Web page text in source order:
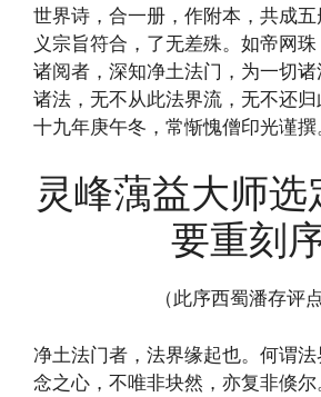
世界诗，合一册，作附本，共成
义宗旨符合，了无差殊。如帝网
诸阅者，深知净土法门，为一切
诸法，无不从此法界流，无不还
十九年庚午冬，常惭愧僧印光谨撰
灵峰蕅益大师选
要重刻
（此序西蜀潘存评点
净土法门者，法界缘起也。何谓
念之心，不唯非块然，亦复非倏